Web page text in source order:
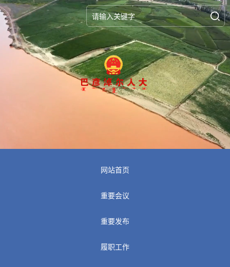
网站首页
重要会议
重要发布
履职工作